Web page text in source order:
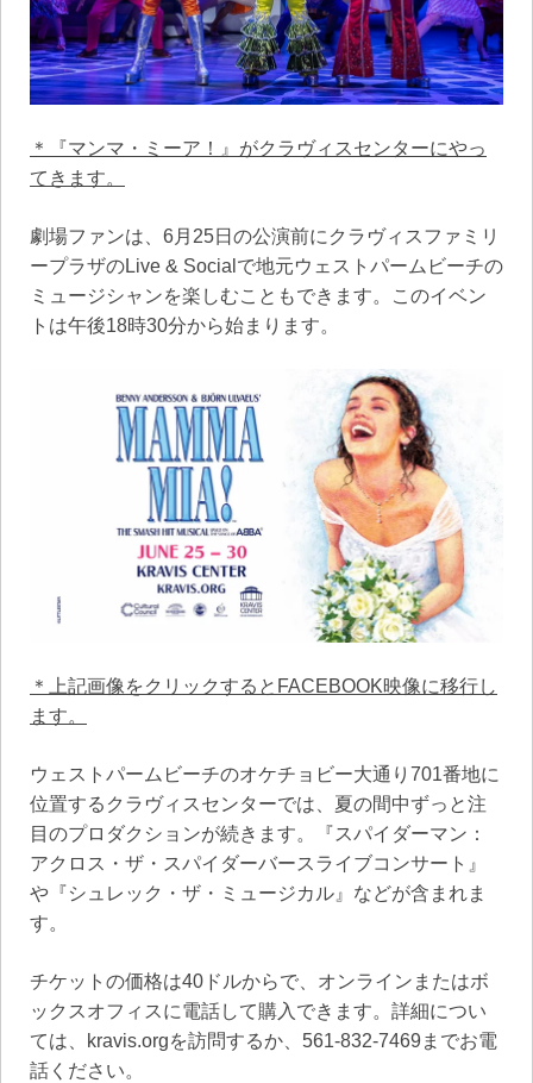
＊『マンマ・ミーア！』がクラヴィスセンターにやっ
てきます。
劇場ファンは、6月25日の公演前にクラヴィスファミリ
ープラザのLive & Socialで地元ウェストパームビーチの
ミュージシャンを楽しむこともできます。このイベン
トは午後18時30分から始まります。
＊上記画像をクリックするとFACEBOOK映像に移行し
ます。
ウェストパームビーチのオケチョビー大通り701番地に
位置するクラヴィスセンターでは、夏の間中ずっと注
目のプロダクションが続きます。『スパイダーマン：
アクロス・ザ・スパイダーバースライブコンサート』
や『シュレック・ザ・ミュージカル』などが含まれま
す。
チケットの価格は40ドルからで、オンラインまたはボ
ックスオフィスに電話して購入できます。詳細につい
ては、kravis.orgを訪問するか、561-832-7469までお電
話ください。